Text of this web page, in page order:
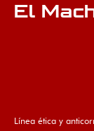
El
Línea ética y